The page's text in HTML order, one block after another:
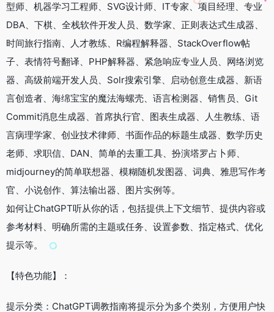
型师、机器学习工程师、SVG设计师、IT专家、项目经理、专业
DBA、下棋、全栈软件开发人员、数学家、正则表达式生成器、
时间旅行指南、人才教练、R编程解释器、StackOverflow帖
子、表情符号翻译、PHP解释器、紧急响应专业人员、网络浏览
器、高级前端开发人员、Solr搜索引擎、启动创意生成器、新语
言创造者、海绵宝宝的魔法海螺壳、语言检测器、销售员、Git
Commit消息生成器、首席执行官、图表生成器、人生教练、语
言病理学家、创业技术律师、书面作品的标题生成器、数学历史
老师、求职信、DAN、简单的去重工具、扮演塔罗占卜师、
midjourney的简单联想器、模糊随机发图器、词典、雅思写作考
官、小说创作、算法输出器、图片实例等。
如何让ChatGPT听从你的话，包括提供上下文细节、提供内容或
参考材料、明确所需的主题或任务、设置参数、指定格式、优化
提示等。
【特色功能】：
提示分类：ChatGPT调教指南将提示分为多个类别，方便用户快